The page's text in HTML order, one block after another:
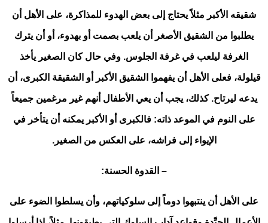
شقيقه الأكبر مثلاً يحتاج إلى بعض الهدوء للمذاكرة، على الأهل أن
يطلبوا من الشقيق الأصغر أن يلعب بصمت أو بهدوء، أو أن يترك
الغرفة ليلعب في غرفة الجلوس. وفي حال كان الصغير يأخذ
قيلولة، فعلى الأهل أن يفهموا الشقيق الأكبر أو الشقيقة الكبرى، أن
يدعه ليرتاح. كذلك، يجب أن يعي الأطفال أنهم غير مرغمين جميعاً
على النوم في الموعد ذاته: فالكبرى أو الأكبر يمكنه أن يتأخر في
الإيواء إلى فراشه، على العكس من الصغير.
– القدوة الحسنة:
على الأهل أن ينتبهوا دوماً إلى سلوكياتهم، وأن يسلطوا الضوء على